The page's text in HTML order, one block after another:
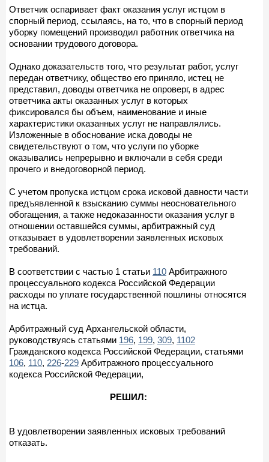
Ответчик оспаривает факт оказания услуг истцом в
спорный период, ссылаясь, на то, что в спорный период
уборку помещений производил работник ответчика на
основании трудового договора.
Однако доказательств того, что результат работ, услуг
передан ответчику, общество его приняло, истец не
представил, доводы ответчика не опроверг, в адрес
ответчика акты оказанных услуг в которых
фиксировался бы объем, наименование и иные
характеристики оказанных услуг не направлялись.
Изложенные в обоснование иска доводы не
свидетельствуют о том, что услуги по уборке
оказывались непрерывно и включали в себя среди
прочего и внедоговорной период.
С учетом пропуска истцом срока исковой давности части
предъявленной к взысканию суммы неосновательного
обогащения, а также недоказанности оказания услуг в
отношении оставшейся суммы, арбитражный суд
отказывает в удовлетворении заявленных исковых
требований.
В соответствии с частью 1 статьи 110 Арбитражного
процессуального кодекса Российской Федерации
расходы по уплате государственной пошлины относятся
на истца.
Арбитражный суд Архангельской области,
руководствуясь статьями 196, 199, 309, 1102
Гражданского кодекса Российской Федерации, статьями
106, 110, 226-229 Арбитражного процессуального
кодекса Российской Федерации,
РЕШИЛ:
В удовлетворении заявленных исковых требований
отказать.